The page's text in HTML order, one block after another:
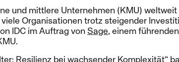
und mittlere Unternehmen (KMU)
Organisationen trotz steigender
IDC im Auftrag vonSage, einem
Resilienz bei wachsender Komplexität“